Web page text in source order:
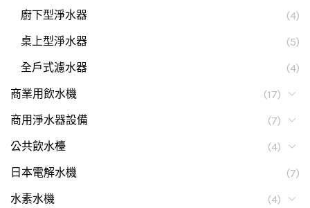
廚下型淨水器
(4)
桌上型淨水器
(5)
全戶式濾水器
(4)
商業用飲水機
(17)
商用淨水器設備
(7)
公共飲水檯
(4)
日本電解水機
(7)
水素水機
(4)